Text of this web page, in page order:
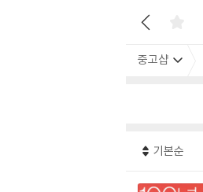
중고샵
기본순